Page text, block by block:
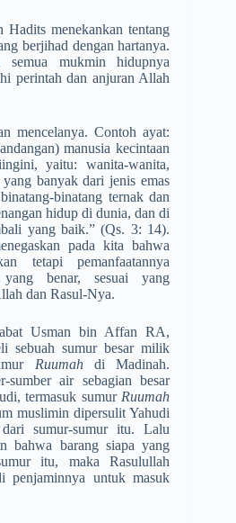
menekankan tentang
berjihad dengan hartanya.
semua mukmin hidupnya
perintah dan anjuran Allah
mencelanya. Contoh ayat:
manusia kecintaan
yaitu: wanita-wanita,
banyak dari jenis emas
binatang ternak dan
hidup di dunia, dan di
yang baik.” (Qs. 3: 14).
pada kita bahwa
tetapi pemanfaatannya
benar, sesuai yang
dan Rasul-Nya.
Usman bin Affan RA,
sebuah sumur besar milik
Ruumah di Madinah.
air sebagian besar
termasuk sumur Ruumah
muslimin dipersulit Yahudi
sumur-sumur itu. Lalu
bahwa barang siapa yang
itu, maka Rasulullah
penjaminnya untuk masuk